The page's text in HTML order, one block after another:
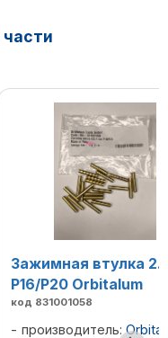
Зажимная втулка
P16/P20 Orbitalum
код 831001058
производитель: